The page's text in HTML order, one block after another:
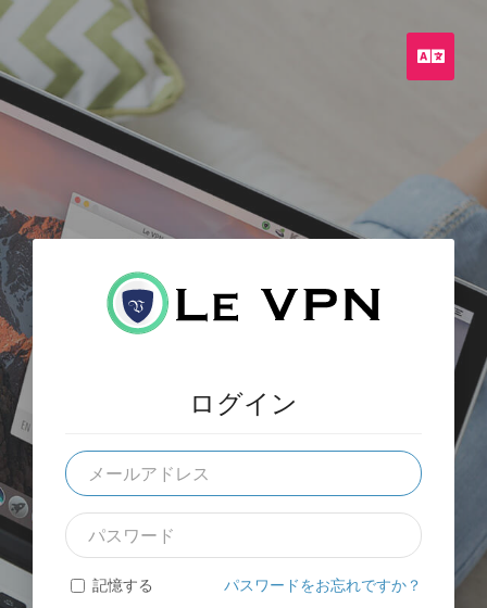
ログイン
メ
ー
ル
ア
ド
レ
パ
ス
ー 記憶する パスワードをお忘れですか？
日